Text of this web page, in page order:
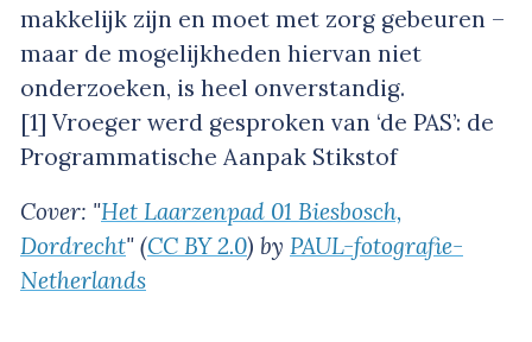
makkelijk zijn en moet met zorg gebeuren –
maar de mogelijkheden hiervan niet
onderzoeken, is heel onverstandig.
[1] Vroeger werd gesproken van ‘de PAS’: de
Programmatische Aanpak Stikstof
Cover: "Het Laarzenpad 01 Biesbosch,
Dordrecht" (CC BY 2.0) by PAUL-fotografie-
Netherlands